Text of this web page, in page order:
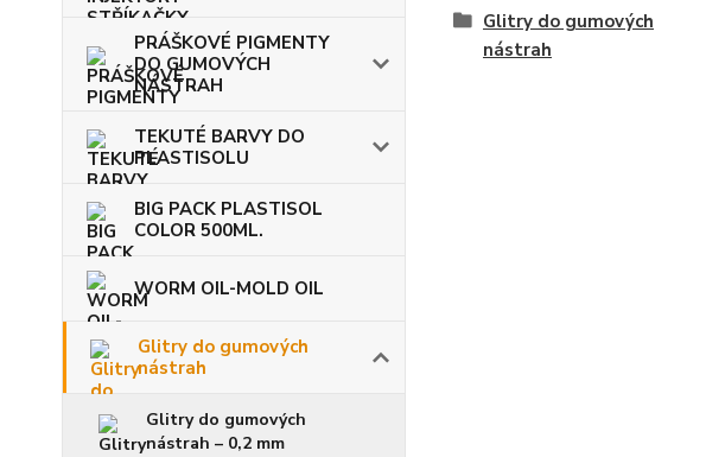
PRÁŠKOVÉ PIGMENTY
DO GUMOVÝCH
NÁSTRAH
TEKUTÉ BARVY DO
PLASTISOLU
BIG PACK PLASTISOL
COLOR 500ML.
WORM OIL-MOLD OIL
Glitry do gumových
nástrah
Glitry do gumových
nástrah – 0,2 mm
Glitry do gumových
nástrah